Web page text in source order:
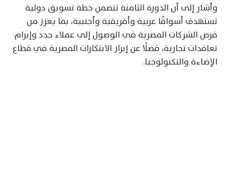
وأشار إلى أن الدورة الثامنة تتضمن خطة تسويق دولية
تستهدف أسواقًا عربية وأفريقية وأجنبية، بما يعزز من
فرص الشركات المصرية في الوصول إلى عملاء جدد وإبرام
تعاقدات تجارية، فضلًا عن إبراز الابتكارات المصرية في قطاع
الإضاءة والتكنولوجيا.